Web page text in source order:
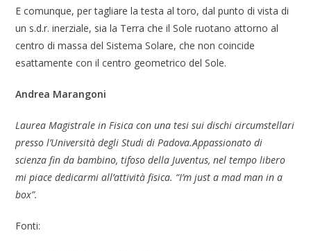
E comunque, per tagliare la testa al toro, dal punto di vista di
un s.d.r. inerziale, sia la Terra che il Sole ruotano attorno al
centro di massa del Sistema Solare, che non coincide
esattamente con il centro geometrico del Sole.
Andrea Marangoni
Laurea Magistrale in Fisica con una tesi sui dischi circumstellari
presso l’Università degli Studi di Padova.Appassionato di
scienza fin da bambino, tifoso della Juventus, nel tempo libero
mi piace dedicarmi all’attività fisica. “I’m just a mad man in a
box”.
Fonti: